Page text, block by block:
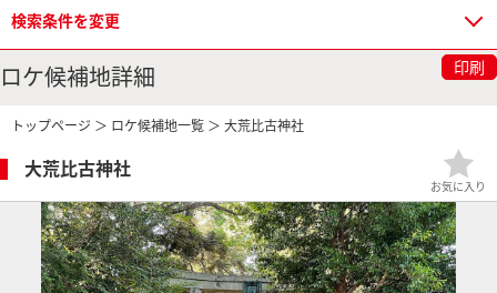
検索条件を変更
ロケ候補地詳細 印刷
トップページ ＞ ロケ候補地一覧 ＞ 大荒比古神社
大荒比古神社
お気に入り